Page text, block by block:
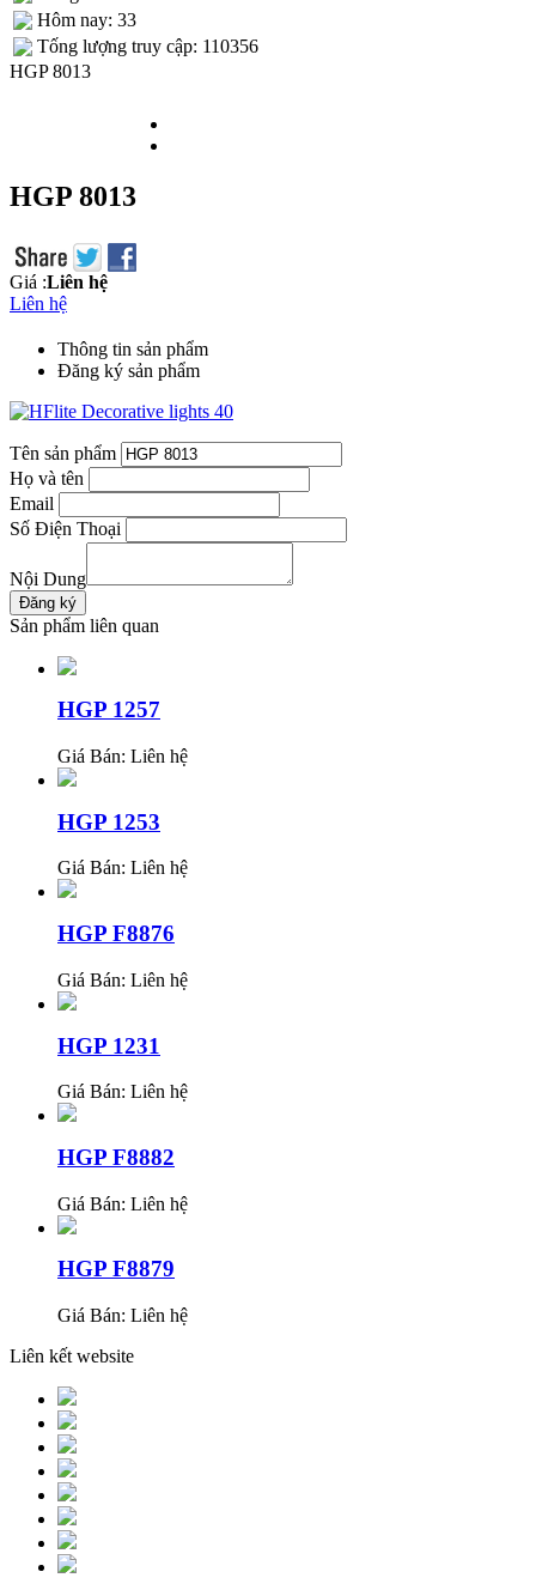
Hôm nay: 33
Tống lượng truy cập: 110356
HGP 8013
HGP 8013
Giá :Liên hệ
Liên hệ
Thông tin sản phẩm
Đăng ký sản phẩm
Tên sản phẩm
Họ và tên
Email
Số Điện Thoại
Nội Dung
Sản phẩm liên quan
HGP 1257
Giá Bán: Liên hệ
HGP 1253
Giá Bán: Liên hệ
HGP F8876
Giá Bán: Liên hệ
HGP 1231
Giá Bán: Liên hệ
HGP F8882
Giá Bán: Liên hệ
HGP F8879
Giá Bán: Liên hệ
Liên kết website